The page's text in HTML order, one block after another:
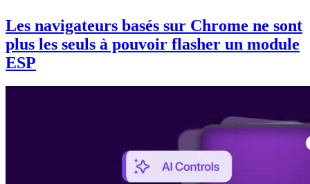
Les navigateurs basés sur Chrome ne sont
plus les seuls à pouvoir flasher un module
ESP